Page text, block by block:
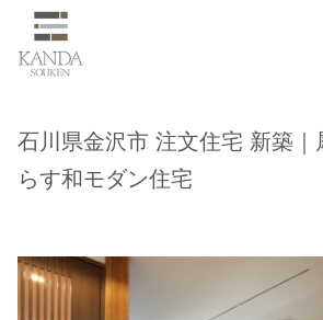
石川県金沢市 注文住宅 新築｜
らす和モダン住宅